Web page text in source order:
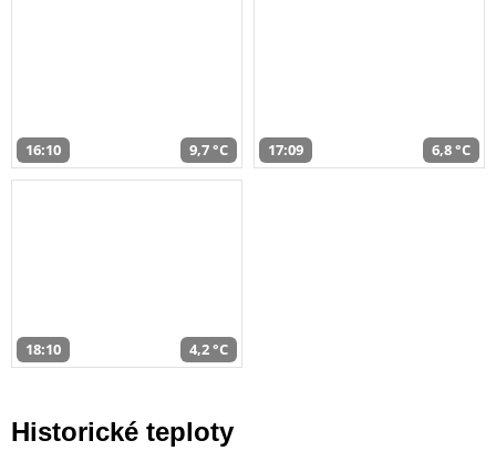
16:10 9,7 °C 17:09 6,8 °C
18:10 4,2 °C
Historické teploty